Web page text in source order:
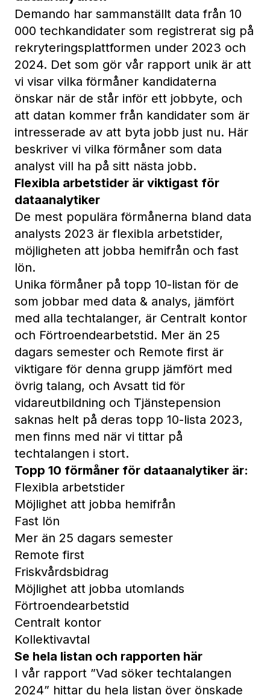
Demando har sammanställt data från 10
000 techkandidater som registrerat sig på
rekryteringsplattformen under 2023 och
2024. Det som gör vår rapport unik är att
vi visar vilka förmåner kandidaterna
önskar när de står inför ett jobbyte, och
att datan kommer från kandidater som är
intresserade av att byta jobb just nu. Här
beskriver vi vilka förmåner som data
analyst vill ha på sitt nästa jobb.
Flexibla arbetstider är viktigast för
dataanalytiker
De mest populära förmånerna bland data
analysts 2023 är flexibla arbetstider,
möjligheten att jobba hemifrån och fast
lön.
Unika förmåner på topp 10-listan för de
som jobbar med data & analys, jämfört
med alla techtalanger, är Centralt kontor
och Förtroendearbetstid. Mer än 25
dagars semester och Remote first är
viktigare för denna grupp jämfört med
övrig talang, och Avsatt tid för
vidareutbildning och Tjänstepension
saknas helt på deras topp 10-lista 2023,
men finns med när vi tittar på
techtalangen i stort.
Topp 10 förmåner för dataanalytiker är:
Flexibla arbetstider
Möjlighet att jobba hemifrån
Fast lön
Mer än 25 dagars semester
Remote first
Friskvårdsbidrag
Möjlighet att jobba utomlands
Förtroendearbetstid
Centralt kontor
Kollektivavtal
Se hela listan och rapporten här
I vår rapport ”Vad söker techtalangen
2024” hittar du hela listan över önskade